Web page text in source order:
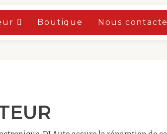
Boutique Nous